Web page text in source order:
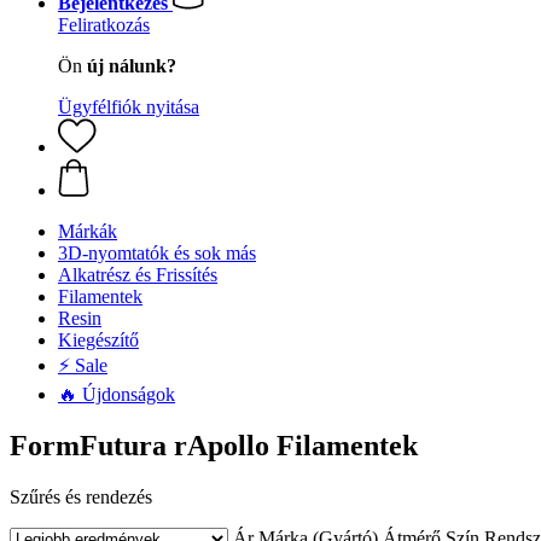
Feliratkozás
Ön új nálunk?
Ügyfélfiók nyitása
Márkák
3D-nyomtatók és sok más
Alkatrész és Frissítés
Filamentek
Resin
Kiegészítő
⚡ Sale
🔥 Újdonságok
FormFutura rApollo Filamentek
Szűrés és rendezés